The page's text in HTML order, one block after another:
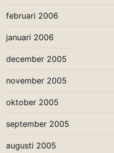
februari 2006
januari 2006
december 2005
november 2005
oktober 2005
september 2005
augusti 2005